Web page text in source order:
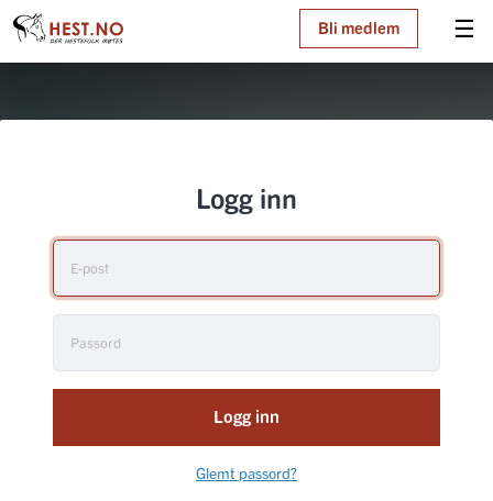
☰
Bli medlem
Logg inn
Logg inn
Glemt passord?